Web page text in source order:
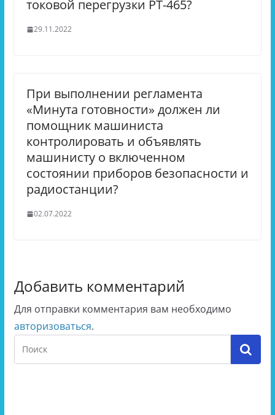
токовой перегрузки РТ-465?
29.11.2022
При выполнении регламента
«Минута готовности» должен ли
помощник машиниста
контролировать и объявлять
машинисту о включенном
состоянии приборов безопасности и
радиостанции?
02.07.2022
Добавить комментарий
Для отправки комментария вам необходимо
авторизоваться.